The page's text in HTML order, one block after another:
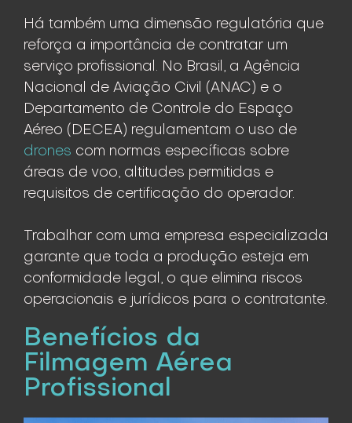
Há também uma dimensão regulatória que
reforça a importância de contratar um
serviço profissional. No Brasil, a Agência
Nacional de Aviação Civil (ANAC) e o
Departamento de Controle do Espaço
Aéreo (DECEA) regulamentam o uso de
drones com normas específicas sobre
áreas de voo, altitudes permitidas e
requisitos de certificação do operador.
Trabalhar com uma empresa especializada
garante que toda a produção esteja em
conformidade legal, o que elimina riscos
operacionais e jurídicos para o contratante.
Benefícios da
Filmagem Aérea
Profissional